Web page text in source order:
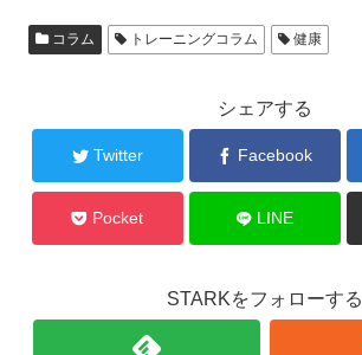
コラム トレーニングコラム 健康
シェアする
Twitter Facebook
Pocket LINE
STARKをフォローする